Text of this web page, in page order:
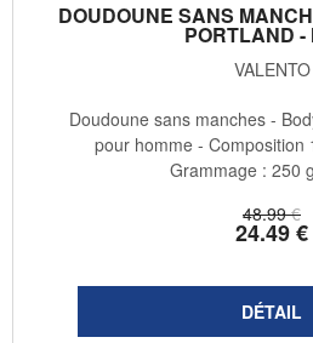
DOUDOUNE SANS
PORTLAND -
VALENTO
48.99 €
24.49€
Doudoune sans manches -
pour homme -
Grammage : 250